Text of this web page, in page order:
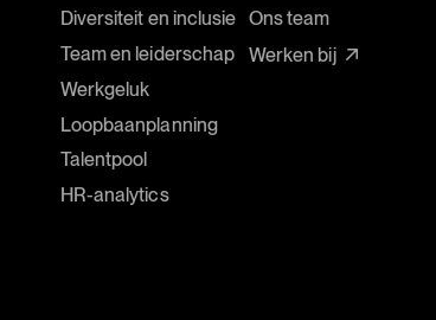
Diversiteit en inclusie
Team en leiderschap
Werkgeluk
Loopbaanplanning
Talentpool
HR-analytics
Ons team
Werken bij